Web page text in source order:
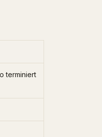
terminiert